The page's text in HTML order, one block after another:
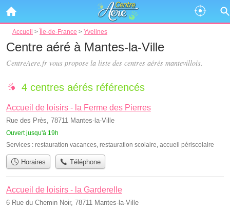
Accueil > Île-de-France > Yvelines
Centre aéré à Mantes-la-Ville
CentreAere.fr vous propose la liste des centres aérés mantevillois.
4 centres aérés référencés
Accueil de loisirs - la Ferme des Pierres
Rue des Près, 78711 Mantes-la-Ville
Ouvert jusqu'à 19h
Services : restauration vacances, restauration scolaire, accueil périscolaire
Horaires Téléphone
Accueil de loisirs - la Garderelle
6 Rue du Chemin Noir, 78711 Mantes-la-Ville